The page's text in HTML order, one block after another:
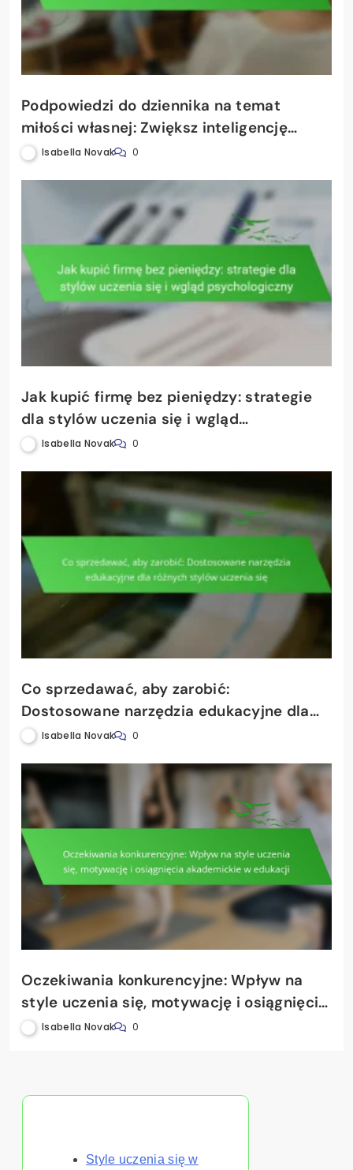
Podpowiedzi do dziennika na temat
miłości własnej: Zwiększ inteligencję
emocjonalną i wspieraj pozytywne style
Isabella Novak 0
Jak kupić firmę bez pieniędzy: strategie
dla stylów uczenia się i wgląd
psychologiczny
Isabella Novak 0
Co sprzedawać, aby zarobić:
Dostosowane narzędzia edukacyjne dla
różnych stylów uczenia się
Isabella Novak 0
Oczekiwania konkurencyjne: Wpływ na
style uczenia się, motywację i osiągnięcia
akademickie w edukacji
Isabella Novak 0
Style uczenia się w